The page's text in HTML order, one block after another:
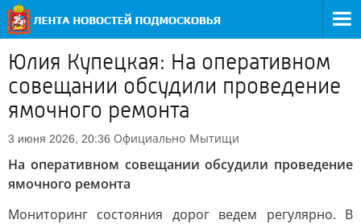
Юлия Купецкая: На оперативном
совещании обсудили проведение
ямочного ремонта
3 июня 2026, 20:36 Официально Мытищи
На оперативном совещании обсудили проведение
ямочного ремонта
Мониторинг состояния дорог ведем регулярно. В